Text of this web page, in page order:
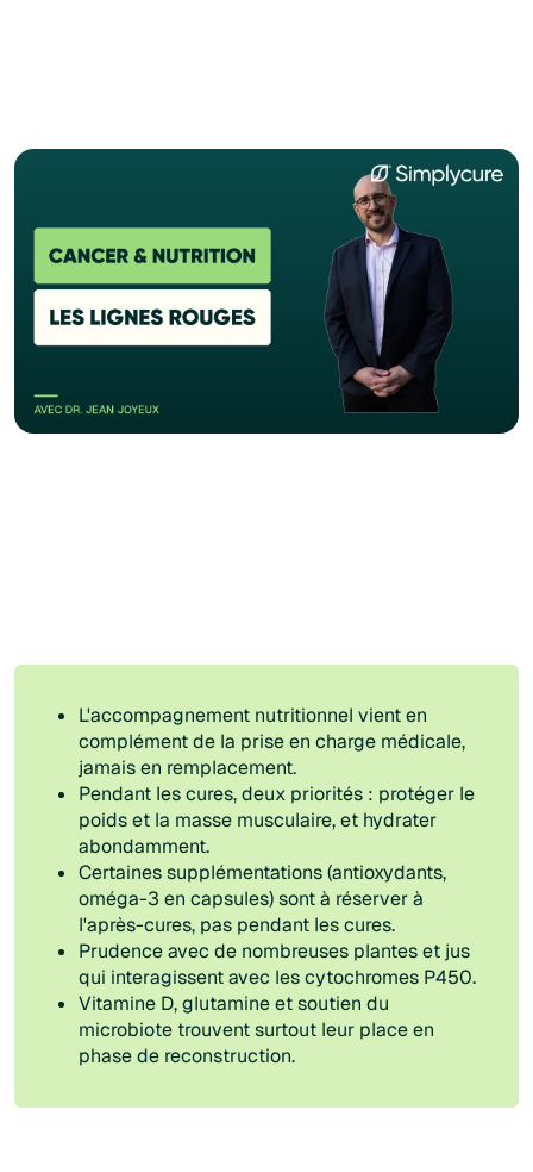
L'accompagnement nutritionnel vient en
complément de la prise en charge médicale,
jamais en remplacement.
Pendant les cures, deux priorités : protéger le
poids et la masse musculaire, et hydrater
abondamment.
Certaines supplémentations (antioxydants,
oméga-3 en capsules) sont à réserver à
l'après-cures, pas pendant les cures.
Prudence avec de nombreuses plantes et jus
qui interagissent avec les cytochromes P450.
Vitamine D, glutamine et soutien du
microbiote trouvent surtout leur place en
phase de reconstruction.